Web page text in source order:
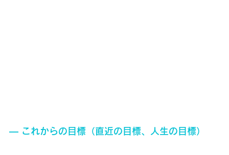
― これからの目標（直近の目標、人生の目標）